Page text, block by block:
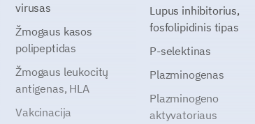
virusas
Žmogaus kasos
polipeptidas
Žmogaus leukocitų
antigenas, HLA
Vakcinacija
Lupus inhibitorius,
fosfolipidinis tipas
P-selektinas
Plazminogenas
Plazminogeno
aktyvatoriaus